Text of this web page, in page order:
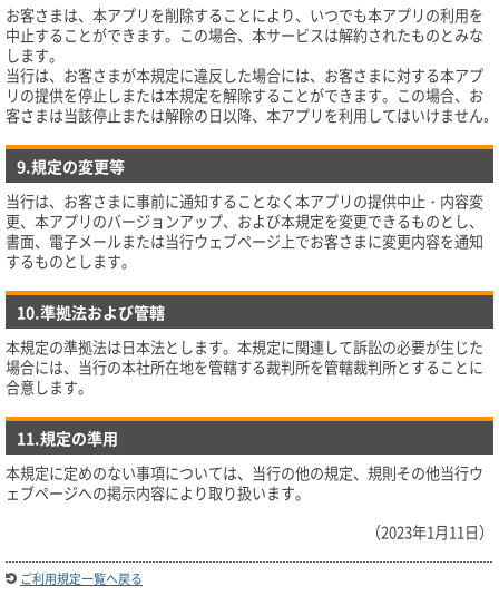
お客さまは、本アプリを削除することにより、いつでも本アプリの利用を
中止することができます。この場合、本サービスは解約されたものとみな
します。
当行は、お客さまが本規定に違反した場合には、お客さまに対する本アプ
リの提供を停止しまたは本規定を解除することができます。この場合、お
客さまは当該停止または解除の日以降、本アプリを利用してはいけません｡
9.規定の変更等
当行は、お客さまに事前に通知することなく本アプリの提供中止・内容変
更、本アプリのバージョンアップ、および本規定を変更できるものとし、
書面、電子メールまたは当行ウェブページ上でお客さまに変更内容を通知
するものとします。
10.準拠法および管轄
本規定の準拠法は日本法とします。本規定に関連して訴訟の必要が生じた
場合には、当行の本社所在地を管轄する裁判所を管轄裁判所とすることに
合意します。
11.規定の準用
本規定に定めのない事項については、当行の他の規定、規則その他当行ウ
ェブページへの掲示内容により取り扱います。
（2023年1月11日）
ご利用規定一覧へ戻る